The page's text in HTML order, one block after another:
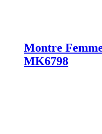
Montre
MK6798